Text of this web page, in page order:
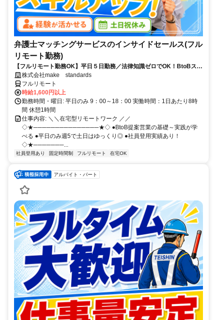
弁護士マッチングサービスのインサイドセールス(フル
リモート勤務)
【フルリモート勤務OK】平日５日勤務／法律知識ゼロでOK！BtoBスキ
ルが身につく営業職
株式会社make standards
フルリモート
時給1,600円以上
勤務時間・曜日: 平日のみ 9：00～18：00 実働時間：1日あたり8時
間 休憩1時間
仕事内容: ＼＼在宅型リモートワーク ／／
◇★───────────────★◇ ●BtoB提案営業の基礎～実践が学
べる ●平日のみ週5で土日はゆっくり◎ ●社員登用実績あり！
◇★───────...
社員登用あり 固定時間制 フルリモート 在宅OK
アルバイト・パート